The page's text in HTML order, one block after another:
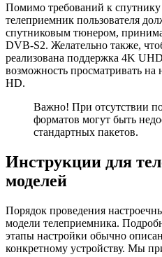
Помимо требований к
телеприемник пользователя
спутниковым тюнером,
DVB-S2. Желательно также,
реализована поддержка 4K
возможность просматривать на
HD.
Важно! При отсутствии
форматов могут быть
стандартных пакетов.
Инструкции для
моделей
Порядок проведения
модели телеприемника.
этапы настройки обычно
конкретному устройству. Мы